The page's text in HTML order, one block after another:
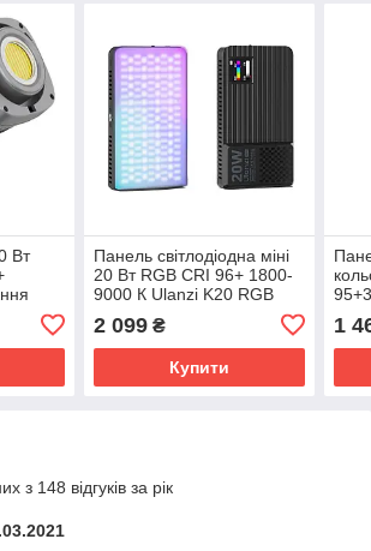
Вт
Панель світлодіодна міні
20 Вт RGB CRI 96+ 1800-
9000 К Ulanzi K20 RGB
2 099₴
Купити
1
з 148 відгуків за рік